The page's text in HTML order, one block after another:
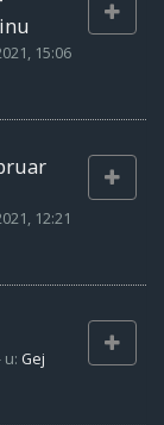
15:06
12:21
u: Gej